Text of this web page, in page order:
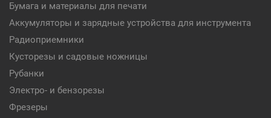
Бумага и материалы для печати
Аккумуляторы и зарядные устройства для инструмента
Радиоприемники
Кусторезы и садовые ножницы
Рубанки
Электро- и бензорезы
Фрезеры